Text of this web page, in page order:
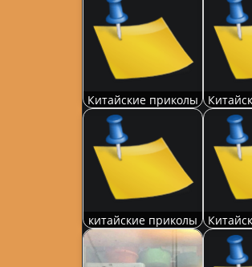
Китайские приколы
китайские приколы